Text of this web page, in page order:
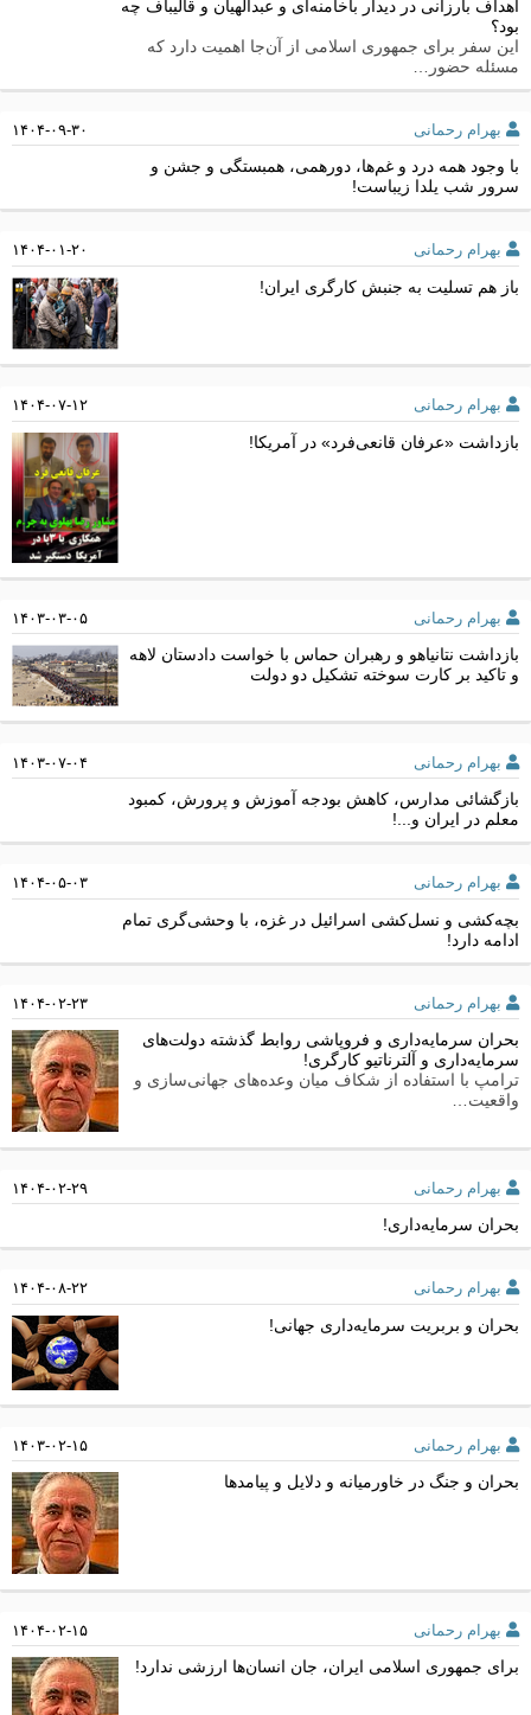
اهداف بارزانی در دیدار باخامنه‌ای و عبدالهیان و قالیباف چه
بود؟
این سفر برای جمهوری اسلامی از آن‌جا اهمیت دارد که
مسئله حضور…
بهرام رحمانی ۱۴۰۴-۰۹-۳۰
با وجود همه درد و غم‌ها، دورهمی، همبستگی و جشن و
سرور شب یلدا زیباست!
بهرام رحمانی ۱۴۰۴-۰۱-۲۰
باز هم تسلیت به جنبش کارگری ایران!
بهرام رحمانی ۱۴۰۴-۰۷-۱۲
بازداشت «عرفان قانعی‌فرد» در آمریکا!
بهرام رحمانی ۱۴۰۳-۰۳-۰۵
بازداشت نتانیاهو و رهبران حماس با خواست دادستان لاهه
و تاکید بر کارت سوخته تشکیل دو دولت
بهرام رحمانی ۱۴۰۳-۰۷-۰۴
بازگشائی مدارس، کاهش بودجه آموزش و پرورش، کمبود
معلم در ایران و...!
بهرام رحمانی ۱۴۰۴-۰۵-۰۳
بچه‌کشی و نسل‌کشی اسرائیل در غزه، با وحشی‌گری تمام
ادامه دارد!
بهرام رحمانی ۱۴۰۴-۰۲-۲۳
بحران سرمایه‌داری و فروپاشی روابط گذشته دولت‌های
سرمایه‌داری و آلترناتیو کارگری!
ترامپ با استفاده از شکاف میان وعده‌های جهانی‌سازی و
واقعیت…
بهرام رحمانی ۱۴۰۴-۰۲-۲۹
بحران سرمایه‌داری!
بهرام رحمانی ۱۴۰۴-۰۸-۲۲
بحران و بربریت سرمایه‌داری جهانی!
بهرام رحمانی ۱۴۰۳-۰۲-۱۵
بحران و جنگ در خاورميانه و دلایل و پیامدها
بهرام رحمانی ۱۴۰۴-۰۲-۱۵
برای جمهوری اسلامی ایران، جان انسان‌ها ارزشی ندارد!